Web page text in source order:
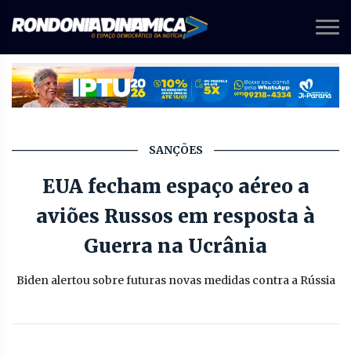
SANÇÕES
EUA fecham espaço aéreo a
aviões Russos em resposta à
Guerra na Ucrânia
Biden alertou sobre futuras novas medidas contra a Rússia